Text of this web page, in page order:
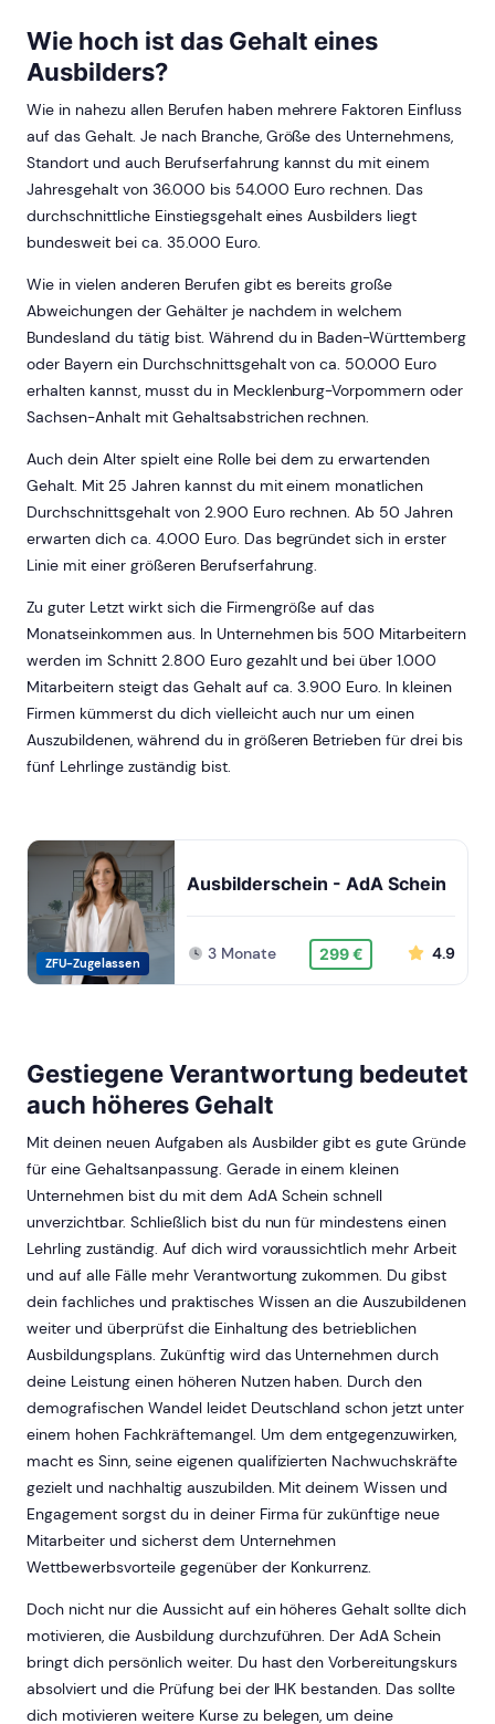
Wie hoch ist das Gehalt eines
Ausbilders?
Wie in nahezu allen Berufen haben mehrere Faktoren Einfluss
auf das Gehalt. Je nach Branche, Größe des Unternehmens,
Standort und auch Berufserfahrung kannst du mit einem
Jahresgehalt von 36.000 bis 54.000 Euro rechnen. Das
durchschnittliche Einstiegsgehalt eines Ausbilders liegt
bundesweit bei ca. 35.000 Euro.
Wie in vielen anderen Berufen gibt es bereits große
Abweichungen der Gehälter je nachdem in welchem
Bundesland du tätig bist. Während du in Baden-Württemberg
oder Bayern ein Durchschnittsgehalt von ca. 50.000 Euro
erhalten kannst, musst du in Mecklenburg-Vorpommern oder
Sachsen-Anhalt mit Gehaltsabstrichen rechnen.
Auch dein Alter spielt eine Rolle bei dem zu erwartenden
Gehalt. Mit 25 Jahren kannst du mit einem monatlichen
Durchschnittsgehalt von 2.900 Euro rechnen. Ab 50 Jahren
erwarten dich ca. 4.000 Euro. Das begründet sich in erster
Linie mit einer größeren Berufserfahrung.
Zu guter Letzt wirkt sich die Firmengröße auf das
Monatseinkommen aus. In Unternehmen bis 500 Mitarbeitern
werden im Schnitt 2.800 Euro gezahlt und bei über 1.000
Mitarbeitern steigt das Gehalt auf ca. 3.900 Euro. In kleinen
Firmen kümmerst du dich vielleicht auch nur um einen
Auszubildenen, während du in größeren Betrieben für drei bis
fünf Lehrlinge zuständig bist.
ZFU-Zugelassen
Ausbilderschein - AdA Schein
3 Monate 299 € 4.9
Gestiegene Verantwortung bedeutet
auch höheres Gehalt
Mit deinen neuen Aufgaben als Ausbilder gibt es gute Gründe
für eine Gehaltsanpassung. Gerade in einem kleinen
Unternehmen bist du mit dem AdA Schein schnell
unverzichtbar. Schließlich bist du nun für mindestens einen
Lehrling zuständig. Auf dich wird voraussichtlich mehr Arbeit
und auf alle Fälle mehr Verantwortung zukommen. Du gibst
dein fachliches und praktisches Wissen an die Auszubildenen
weiter und überprüfst die Einhaltung des betrieblichen
Ausbildungsplans. Zukünftig wird das Unternehmen durch
deine Leistung einen höheren Nutzen haben. Durch den
demografischen Wandel leidet Deutschland schon jetzt unter
einem hohen Fachkräftemangel. Um dem entgegenzuwirken,
macht es Sinn, seine eigenen qualifizierten Nachwuchskräfte
gezielt und nachhaltig auszubilden. Mit deinem Wissen und
Engagement sorgst du in deiner Firma für zukünftige neue
Mitarbeiter und sicherst dem Unternehmen
Wettbewerbsvorteile gegenüber der Konkurrenz.
Doch nicht nur die Aussicht auf ein höheres Gehalt sollte dich
motivieren, die Ausbildung durchzuführen. Der AdA Schein
bringt dich persönlich weiter. Du hast den Vorbereitungskurs
absolviert und die Prüfung bei der IHK bestanden. Das sollte
dich motivieren weitere Kurse zu belegen, um deine